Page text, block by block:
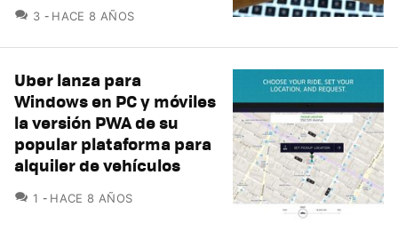
3 COMENTARIOS
HACE 8 AÑOS
Uber lanza para
Windows en PC y móviles
la versión PWA de su
popular plataforma para
alquiler de vehículos
1 COMENTARIOS
HACE 8 AÑOS